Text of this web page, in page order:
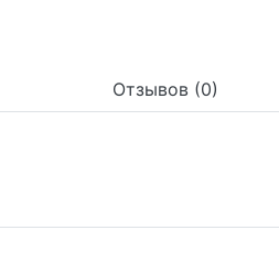
Отзывов (0)